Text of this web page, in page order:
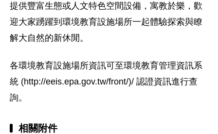
提供豐富生態或人文特色空間設備，寓教於樂，歡
迎大家踴躍到環境教育設施場所一起體驗探索與瞭
解大自然的新休閒。
各環境教育設施場所資訊可至環境教育管理資訊系
統 (http://eeis.epa.gov.tw/front/)/ 認證資訊進行查
詢。
相關附件